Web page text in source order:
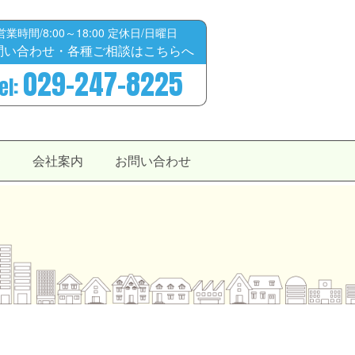
業時間/8:00～18:00 定休日/日曜日
い合わせ・各種ご相談はこちらへ
029-247-8225
会社案内 お問い合わせ